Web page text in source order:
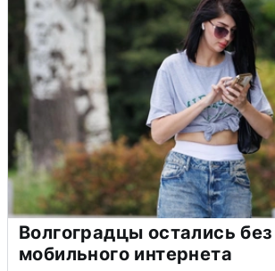
Волгоградцы остались без
мобильного интернета